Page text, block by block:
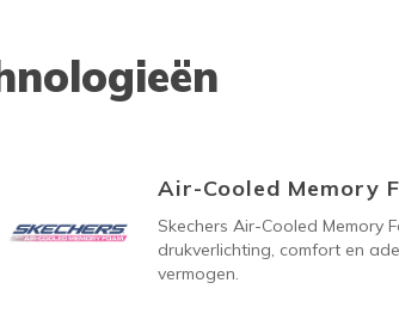
Air-Cooled Memory
Skechers Air-Cooled Memory
drukverlichting, comfort en
vermogen.